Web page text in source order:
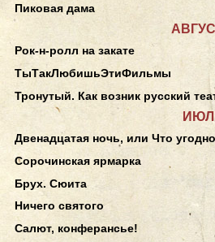
Пиковая дама
Рок-н-ролл на закате
ТыТакЛюбишьЭтиФильмы
Тронутый. Как возник русский
Двенадцатая ночь, или Что угодно
Сорочинская ярмарка
Брух. Сюита
Ничего святого
Салют, конферансье!